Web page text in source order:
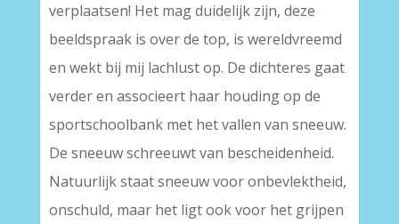
verplaatsen! Het mag duidelijk zijn, deze
beeldspraak is over de top, is wereldvreemd
en wekt bij mij lachlust op. De dichteres gaat
verder en associeert haar houding op de
sportschoolbank met het vallen van sneeuw.
De sneeuw schreeuwt van bescheidenheid.
Natuurlijk staat sneeuw voor onbevlektheid,
onschuld, maar het ligt ook voor het grijpen